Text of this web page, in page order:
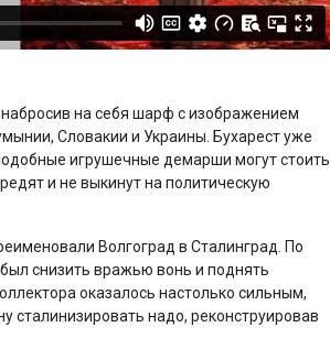
на себя шарф с изображением
Словакии и Украины. Бухарест уже
игрушечные демарши могут стоить
и не выкинут на политическую
Волгоград в Сталинград. По
снизить вражью вонь и поднять
оказалось настолько сильным,
сталинизировать надо, реконструировав